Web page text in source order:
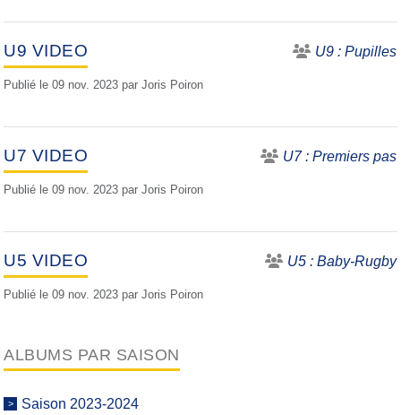
U9 VIDEO U9 : Pupilles
Publié le 09 nov. 2023 par Joris Poiron
U7 VIDEO U7 : Premiers pas
Publié le 09 nov. 2023 par Joris Poiron
U5 VIDEO U5 : Baby-Rugby
Publié le 09 nov. 2023 par Joris Poiron
ALBUMS PAR SAISON
Saison 2023-2024